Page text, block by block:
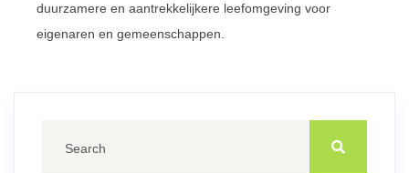
duurzamere en aantrekkelijkere leefomgeving voor
eigenaren en gemeenschappen.